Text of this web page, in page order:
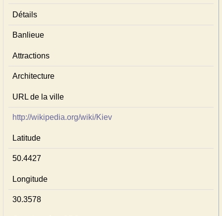
Détails
Banlieue
Attractions
Architecture
URL de la ville
http://wikipedia.org/wiki/Kiev
Latitude
50.4427
Longitude
30.3578